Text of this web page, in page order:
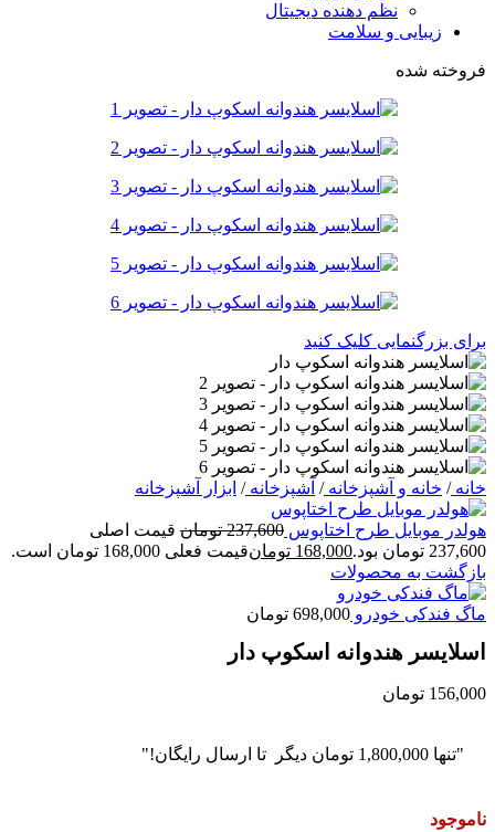
نظم دهنده دیجیتال
زیبایی و سلامت
فروخته شده
برای بزرگنمایی کلیک کنید
خانه/ خانه و آشپزخانه/ آشپزخانه/ ابزار آشپزخانه
هولدر موبایل طرح اختاپوس 237,600 تومان قیمت اصلی
237,600 تومان بود.
168,000 تومانقیمت فعلی 168,000 تومان است.
بازگشت به محصولات
ماگ فندکی خودرو 698,000 تومان
اسلایسر هندوانه اسکوپ دار
156,000 تومان
"تنها 1,800,000 تومان دیگر تا ارسال رایگان!"
ناموجود